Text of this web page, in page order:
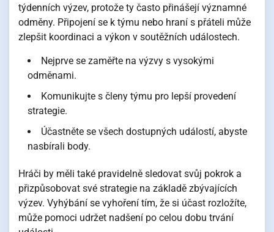
týdenních výzev, protože ty často přinášejí významné
odměny. Připojení se k týmu nebo hraní s přáteli může
zlepšit koordinaci a výkon v soutěžních událostech.
Nejprve se zaměřte na výzvy s vysokými
odměnami.
Komunikujte s členy týmu pro lepší provedení
strategie.
Účastněte se všech dostupných událostí, abyste
nasbírali body.
Hráči by měli také pravidelně sledovat svůj pokrok a
přizpůsobovat své strategie na základě zbývajících
výzev. Vyhýbání se vyhoření tím, že si účast rozložíte,
může pomoci udržet nadšení po celou dobu trvání